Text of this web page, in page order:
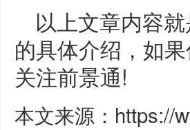
以上文章内容
的具体介绍，如
关注前景通!
本文来源：https://